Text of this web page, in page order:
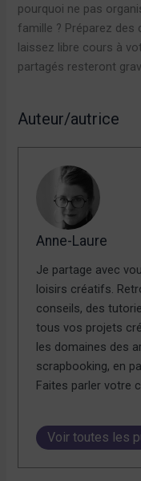
pourquoi ne pas
famille ? Préparez
laissez libre cours à
partagés resteront
Auteur/autrice
Anne-Laure
Je partage avec
loisirs créatifs.
conseils, des
tous vos projets
les domaines des
scrapbooking, en
Faites parler votre
Voir toutes les